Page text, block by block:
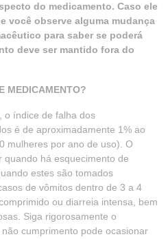
do medicamento. Caso ele
você observe alguma mudança
para saber se poderá
deve ser mantido fora do
MEDICAMENTO?
o índice de falha dos
é de aproximadamente 1% ao
mulheres por ano de uso). O
há esquecimento de
estes são tomados
de vômitos dentro de 3 a 4
ou diarreia intensa, bem
Siga rigorosamente o
cumprimento pode ocasionar